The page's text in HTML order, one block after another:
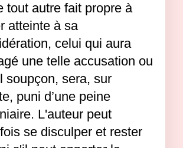
tout autre fait propre à
atteinte à sa
celui qui aura
une telle accusation ou
soupçon, sera, sur
puni d’une peine
L'auteur peut
se disculper et rester